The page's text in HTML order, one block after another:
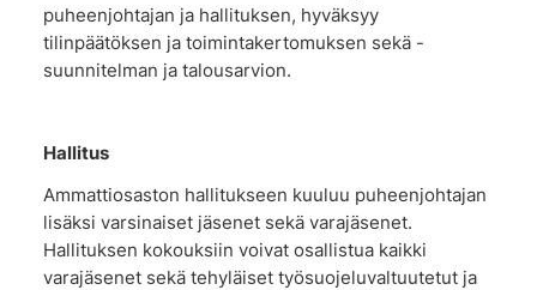
puheenjohtajan ja hallituksen, hyväksyy
tilinpäätöksen ja toimintakertomuksen sekä -
suunnitelman ja talousarvion.
Hallitus
Ammattiosaston hallitukseen kuuluu puheenjohtajan
lisäksi varsinaiset jäsenet sekä varajäsenet.
Hallituksen kokouksiin voivat osallistua kaikki
varajäsenet sekä tehyläiset työsuojeluvaltuutetut ja